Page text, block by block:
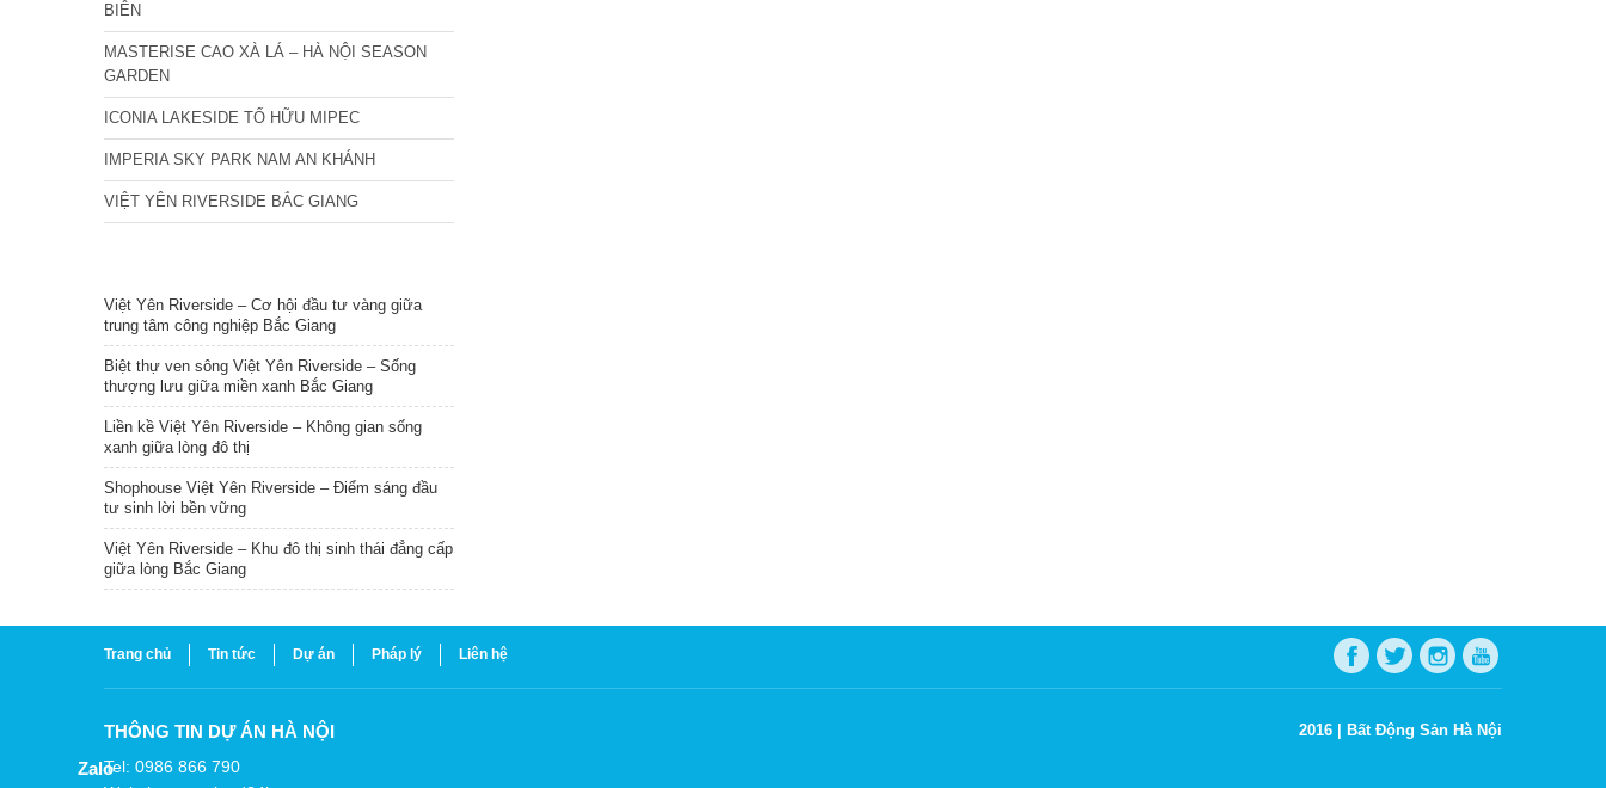
BIÊN
MASTERISE CAO XÀ LÁ – HÀ NỘI SEASON
GARDEN
ICONIA LAKESIDE TỐ HỮU MIPEC
IMPERIA SKY PARK NAM AN KHÁNH
VIỆT YÊN RIVERSIDE BẮC GIANG
Việt Yên Riverside – Cơ hội đầu tư vàng giữa
trung tâm công nghiệp Bắc Giang
Biệt thự ven sông Việt Yên Riverside – Sống
thượng lưu giữa miền xanh Bắc Giang
Liền kề Việt Yên Riverside – Không gian sống
xanh giữa lòng đô thị
Shophouse Việt Yên Riverside – Điểm sáng đầu
tư sinh lời bền vững
Việt Yên Riverside – Khu đô thị sinh thái đẳng cấp
giữa lòng Bắc Giang
Trang chủ Tin tức Dự án Pháp lý Liên hệ
THÔNG TIN DỰ ÁN HÀ NỘI
Tel: 0986 866 790
2016 | Bất Động Sản Hà Nội
Zalo